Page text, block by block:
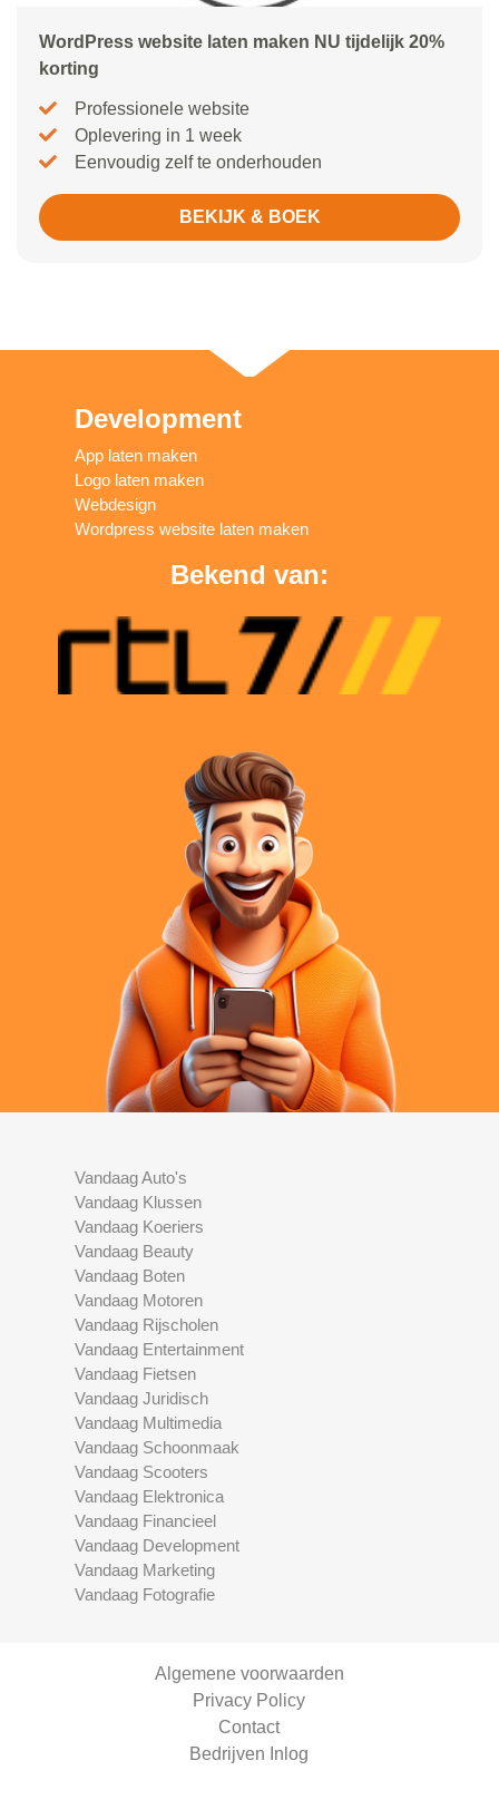
WordPress website laten maken NU tijdelijk 20%
korting
Professionele website
Oplevering in 1 week
Eenvoudig zelf te onderhouden
BEKIJK & BOEK
Development
App laten maken
Logo laten maken
Webdesign
Wordpress website laten maken
Bekend van:
Vandaag Auto's
Vandaag Klussen
Vandaag Koeriers
Vandaag Beauty
Vandaag Boten
Vandaag Motoren
Vandaag Rijscholen
Vandaag Entertainment
Vandaag Fietsen
Vandaag Juridisch
Vandaag Multimedia
Vandaag Schoonmaak
Vandaag Scooters
Vandaag Elektronica
Vandaag Financieel
Vandaag Development
Vandaag Marketing
Vandaag Fotografie
Algemene voorwaarden
Privacy Policy
Contact
Bedrijven Inlog